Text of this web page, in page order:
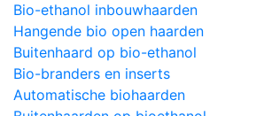
Bio-ethanol inbouwhaarden
Hangende bio open haarden
Buitenhaard op bio-ethanol
Bio-branders en inserts
Automatische biohaarden